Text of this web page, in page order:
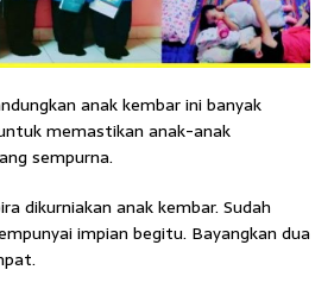
anak kembar ini banyak
memastikan anak-anak
sempurna.
dikurniakan anak kembar. Sudah
impian begitu. Bayangkan dua